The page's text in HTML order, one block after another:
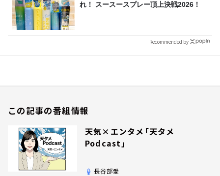
れ！ スースースプレー頂上決戦2026！
Recommended by
この記事の番組情報
天気×エンタメ「天タメ
Podcast」
長谷部愛